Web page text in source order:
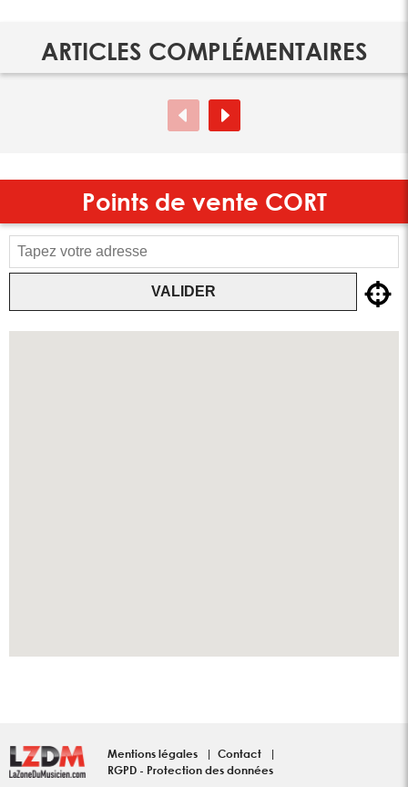
ARTICLES COMPLÉMENTAIRES
Points de vente CORT
VALIDER
Mentions légales
Contact
RGPD - Protection des données